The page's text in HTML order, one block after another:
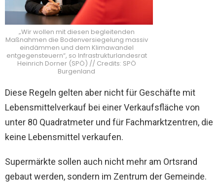
„Wir wollen mit diesen begleitenden
Maßnahmen die Bodenversiegelung massiv
eindämmen und dem Klimawandel
entgegensteuern“, so Infrastrukturlandesrat
Heinrich Dorner (SPÖ) // Credits: SPÖ
Burgenland
Diese Regeln gelten aber nicht für Geschäfte mit
Lebensmittelverkauf bei einer Verkaufsfläche von
unter 80 Quadratmeter und für Fachmarktzentren, die
keine Lebensmittel verkaufen.
Supermärkte sollen auch nicht mehr am Ortsrand
gebaut werden, sondern im Zentrum der Gemeinde.